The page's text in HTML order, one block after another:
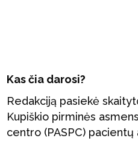
Kas čia darosi?
Redakciją pasiekė
Kupiškio pirminės
centro (PASPC) pacientų